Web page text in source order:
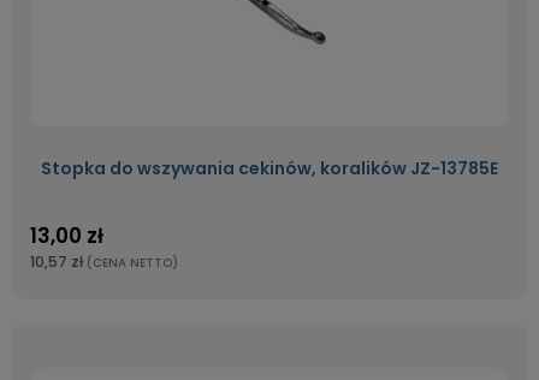
Stopka do wszywania cekinów, koralików JZ-13785E
13,00 zł
10,57 zł (CENA NETTO)